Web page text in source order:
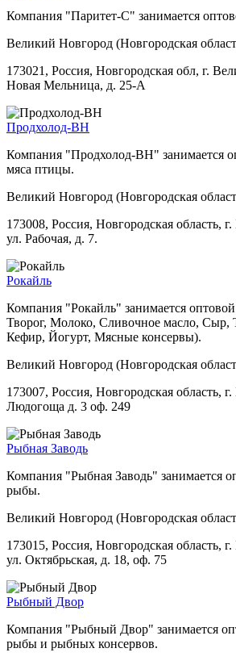
Компания "Паритет-С" занимается
Великий Новгород (Новгородская
173021, Россия, Новгородская обл, г.
Новая Мельница, д. 25-А
Продхолод-ВН
Компания "Продхолод-ВН" занимается
мяса птицы.
Великий Новгород (Новгородская
173008, Россия, Новгородская область,
ул. Рабочая, д. 7.
Рокайль
Компания "Рокайль" занимается
Творог, Молоко, Сливочное масло, Сыр,
Кефир, Йогурт, Мясные консервы).
Великий Новгород (Новгородская
173007, Россия, Новгородская область,
Людогоща д. 3 оф. 249
Рыбная Заводь
Компания "Рыбная Заводь" занимается
рыбы.
Великий Новгород (Новгородская
173015, Россия, Новгородская область,
ул. Октябрьская, д. 18, оф. 75
Рыбный Двор
Компания "Рыбный Двор" занимается
рыбы и рыбных консервов.